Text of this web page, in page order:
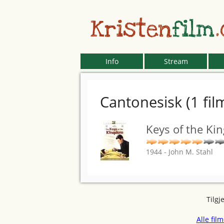
Kristenfilm
Info Stream
Cantonesisk (1
Keys of the
1944 - John M. Stahl
Alle